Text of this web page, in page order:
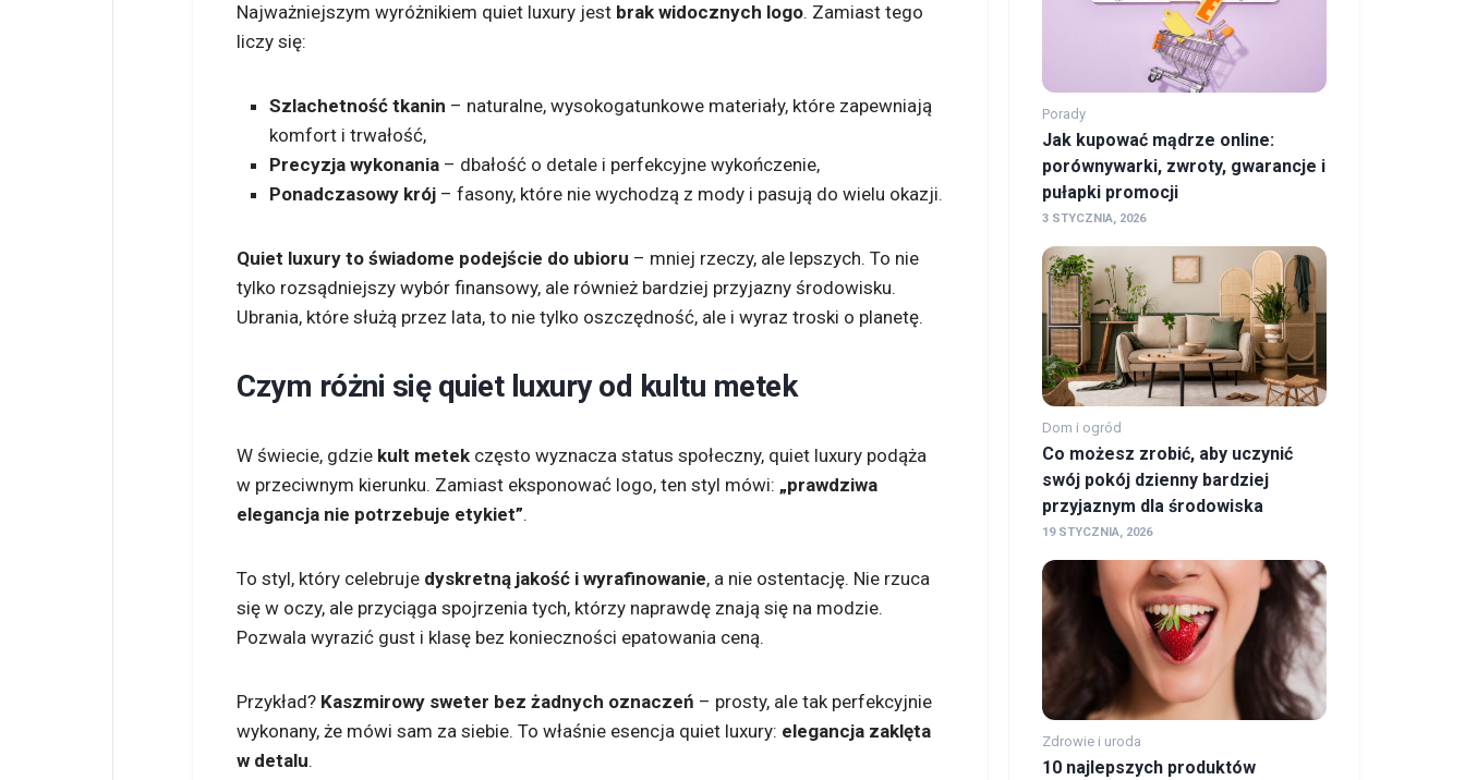
Najważniejszym wyróżnikiem quiet luxury jest brak widocznych logo. Zamiast tego
liczy się:
Szlachetność tkanin – naturalne, wysokogatunkowe materiały, które zapewniają
komfort i trwałość,
Precyzja wykonania – dbałość o detale i perfekcyjne wykończenie,
Ponadczasowy krój – fasony, które nie wychodzą z mody i pasują do wielu okazji.
Quiet luxury to świadome podejście do ubioru – mniej rzeczy, ale lepszych. To nie
tylko rozsądniejszy wybór finansowy, ale również bardziej przyjazny środowisku.
Ubrania, które służą przez lata, to nie tylko oszczędność, ale i wyraz troski o planetę.
Czym różni się quiet luxury od kultu metek
W świecie, gdzie kult metek często wyznacza status społeczny, quiet luxury podąża
w przeciwnym kierunku. Zamiast eksponować logo, ten styl mówi: „prawdziwa
elegancja nie potrzebuje etykiet”.
To styl, który celebruje dyskretną jakość i wyrafinowanie, a nie ostentację. Nie rzuca
się w oczy, ale przyciąga spojrzenia tych, którzy naprawdę znają się na modzie.
Pozwala wyrazić gust i klasę bez konieczności epatowania ceną.
Przykład? Kaszmirowy sweter bez żadnych oznaczeń – prosty, ale tak perfekcyjnie
wykonany, że mówi sam za siebie. To właśnie esencja quiet luxury: elegancja zaklęta
w detalu.
Porady
Jak kupować mądrze online:
porównywarki, zwroty, gwarancje i
pułapki promocji
3 STYCZNIA, 2026
Dom i ogród
Co możesz zrobić, aby uczynić
swój pokój dzienny bardziej
przyjaznym dla środowiska
19 STYCZNIA, 2026
Zdrowie i uroda
10 najlepszych produktów